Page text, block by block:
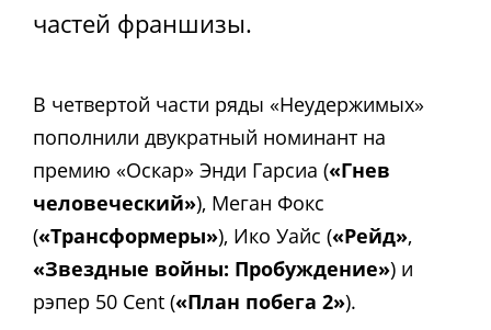
частей франшизы.
В четвертой части ряды «Неудержимых»
пополнили двукратный номинант на
премию «Оскар» Энди Гарсиа («Гнев
человеческий»), Меган Фокс
(«Трансформеры»), Ико Уайс («Рейд»,
«Звездные войны: Пробуждение») и
рэпер 50 Cent («План побега 2»).